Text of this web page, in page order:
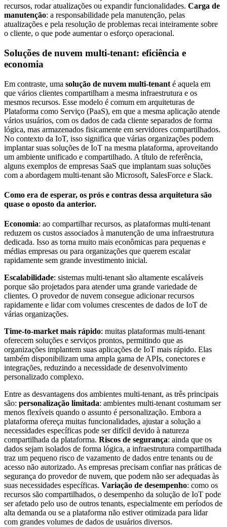
recursos, rodar atualizações ou expandir funcionalidades. Carga de
manutenção: a responsabilidade pela manutenção, pelas
atualizações e pela resolução de problemas recai inteiramente sobre
o cliente, o que pode aumentar o esforço operacional.
Soluções de nuvem multi-tenant: eficiência e
economia
Em contraste, uma solução de nuvem multi-tenant é aquela em
que vários clientes compartilham a mesma infraestrutura e os
mesmos recursos. Esse modelo é comum em arquiteturas de
Plataforma como Serviço (PaaS), em que a mesma aplicação atende
vários usuários, com os dados de cada cliente separados de forma
lógica, mas armazenados fisicamente em servidores compartilhados.
No contexto da IoT, isso significa que várias organizações podem
implantar suas soluções de IoT na mesma plataforma, aproveitando
um ambiente unificado e compartilhado. A título de referência,
alguns exemplos de empresas SaaS que implantam suas soluções
com a abordagem multi-tenant são Microsoft, SalesForce e Slack.
Como era de esperar, os prós e contras dessa arquitetura são
quase o oposto da anterior.
Economia: ao compartilhar recursos, as plataformas multi-tenant
reduzem os custos associados à manutenção de uma infraestrutura
dedicada. Isso as torna muito mais econômicas para pequenas e
médias empresas ou para organizações que querem escalar
rapidamente sem grande investimento inicial.
Escalabilidade: sistemas multi-tenant são altamente escaláveis
porque são projetados para atender uma grande variedade de
clientes. O provedor de nuvem consegue adicionar recursos
rapidamente e lidar com volumes crescentes de dados de IoT de
várias organizações.
Time-to-market mais rápido: muitas plataformas multi-tenant
oferecem soluções e serviços prontos, permitindo que as
organizações implantem suas aplicações de IoT mais rápido. Elas
também disponibilizam uma ampla gama de APIs, conectores e
integrações, reduzindo a necessidade de desenvolvimento
personalizado complexo.
Entre as desvantagens dos ambientes multi-tenant, as três principais
são: personalização limitada: ambientes multi-tenant costumam ser
menos flexíveis quando o assunto é personalização. Embora a
plataforma ofereça muitas funcionalidades, ajustar a solução a
necessidades específicas pode ser difícil devido à natureza
compartilhada da plataforma. Riscos de segurança: ainda que os
dados sejam isolados de forma lógica, a infraestrutura compartilhada
traz um pequeno risco de vazamento de dados entre tenants ou de
acesso não autorizado. As empresas precisam confiar nas práticas de
segurança do provedor de nuvem, que podem não ser adequadas às
suas necessidades específicas. Variação de desempenho: como os
recursos são compartilhados, o desempenho da solução de IoT pode
ser afetado pelo uso de outros tenants, especialmente em períodos de
alta demanda ou se a plataforma não estiver otimizada para lidar
com grandes volumes de dados de usuários diversos.